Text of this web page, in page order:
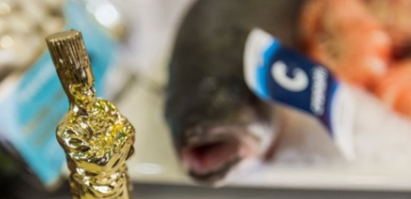
Így lesz valaki
borász #26 -
Az extra ráadás
pillanatokat